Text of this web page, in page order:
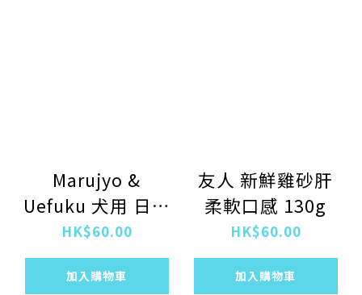
Marujyo &
Uefuku 犬用 日本
製 馬食道肉乾 30g
HK$60.00
加入購物車
友人 新鮮雞砂肝
柔軟口感 130g
HK$60.00
加入購物車